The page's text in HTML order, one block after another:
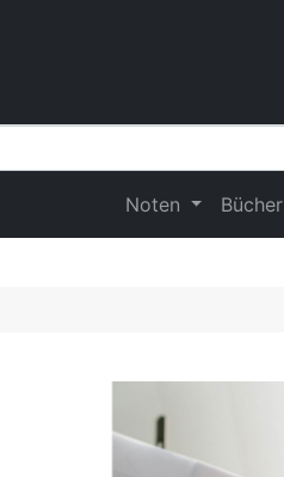
Noten Bücher